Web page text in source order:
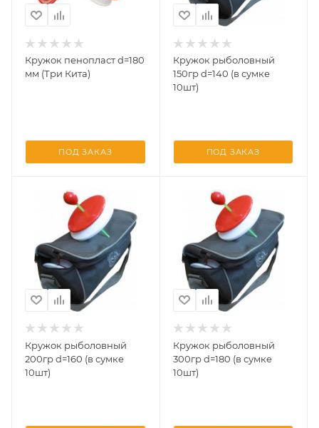
Кружок пенопласт d=180
мм (Три Кита)
ПОД ЗАКАЗ
Кружок рыболовный
150гр d=140 (в сумке
10шт)
ПОД ЗАКАЗ
Кружок рыболовный
200гр d=160 (в сумке
10шт)
Кружок рыболовный
300гр d=180 (в сумке
10шт)